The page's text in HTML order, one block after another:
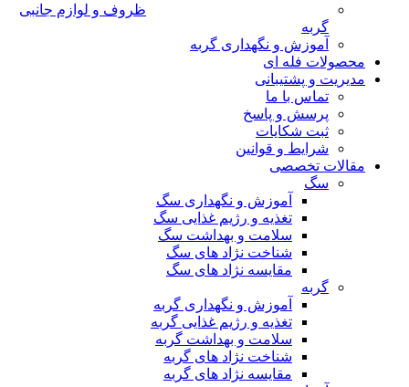
ظروف و لوازم جانبی
گربه
آموزش و نگهداری گربه
محصولات فله ای
مدیریت و پشتیبانی
تماس با ما
پرسش و پاسخ
ثبت شکایات
شرایط و قوانین
مقالات تخصصی
سگ
آموزش و نگهداری سگ
تغذیه و رژیم غذایی سگ
سلامت و بهداشت سگ
شناخت نژاد های سگ
مقایسه نژاد های سگ
گربه
آموزش و نگهداری گربه
تغذیه و رژیم غذایی گربه
سلامت و بهداشت گربه
شناخت نژاد های گربه
مقایسه نژاد های گربه